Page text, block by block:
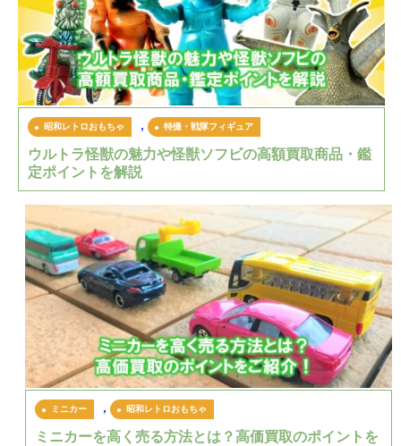
昭和レトロおもちゃ , 特撮・戦隊フィギュア
ウルトラ怪獣の魅力や怪獣ソフビの高額買取商品・鑑
定ポイントを解説
ミニカー , 昭和レトロおもちゃ
ミニカーを高く売る方法とは？高価買取のポイントを